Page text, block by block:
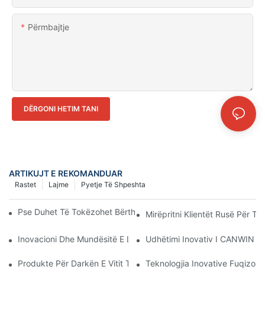
Përmbajtje
DËRGONI HETIM TANI
ARTIKUJT E REKOMANDUAR
Pyetje Të Shpeshta
Lajme
Rastet
Pse Duhet Të Tokëzohet Bërthama E Hekurt E Transformatorit?
Mirëpritni Klientët Rusë Për
Inovacioni Dhe Mundësitë E Linjës Automatike Të Laminimit
Udhëtimi Inovativ I CANWIN
Produkte Për Darkën E Vitit Të Ri Të Kompanisë | CANWIN
Teknologjia Inovative Fuqizon